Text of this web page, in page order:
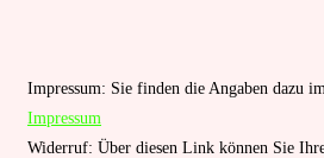
Impressum: Sie finden die Angaben dazu
Impressum
Widerruf: Über diesen Link können Sie